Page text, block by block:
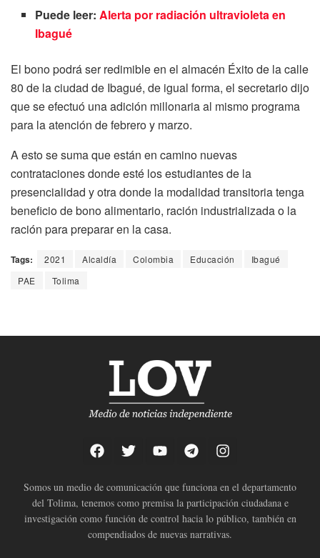
Puede leer:Alerta por radiación ultravioleta en
Ibagué
El bono podrá ser redimible en el almacén Éxito de la calle
80 de la ciudad de Ibagué, de igual forma, el secretario dijo
que se efectuó una adición millonaria al mismo programa
para la atención de febrero y marzo.
A esto se suma que están en camino nuevas
contrataciones donde esté los estudiantes de la
presencialidad y otra donde la modalidad transitoria tenga
beneficio de bono alimentario, ración industrializada o la
ración para preparar en la casa.
Tags: 2021 Alcaldía Colombia Educación
Ibagué
PAE
Tolima
Somos un medio de comunicación que funciona en el departamento
del Tolima, tenemos como premisa la participación ciudadana e
investigación como función de control hacia lo público, también en
compendiados de nuevas narrativas.